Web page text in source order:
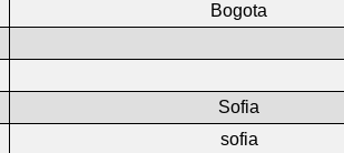
Bogota
Sofia
sofia